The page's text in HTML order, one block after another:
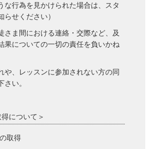
な行為を見かけられた場合は、スタ
らせください）
さま間における連絡・交際など、及
果についての一切の責任を負いかね
や、レッスンに参加されない方の同
さい。
について＞
取得